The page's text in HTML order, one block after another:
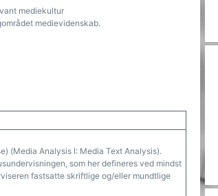
mediekultur
medievidenskab.
(Media Analysis I: Media Text Analysis).
som her defineres ved mindst
fastsatte skriftlige og/eller mundtlige